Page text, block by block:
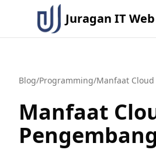
Juragan IT Web
Blog/Programming/Manfaat
Manfaat